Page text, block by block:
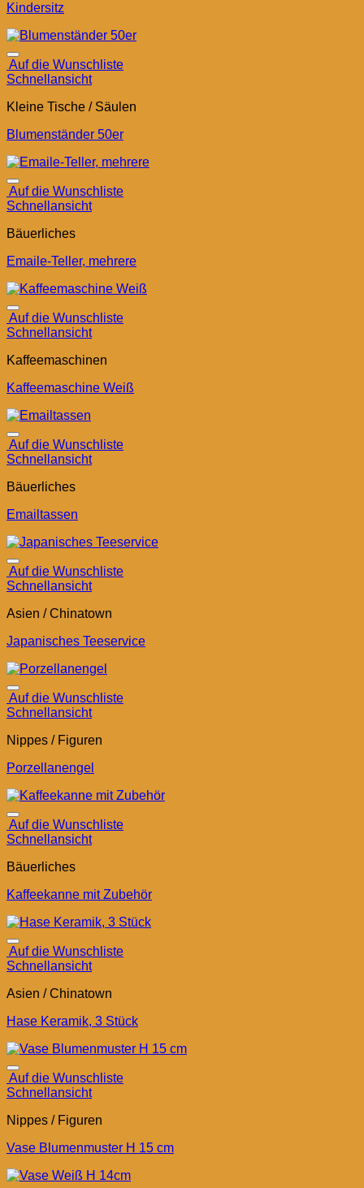
Kindersitz
Auf die Wunschliste
Schnellansicht
Kleine Tische / Säulen
Blumenständer 50er
Auf die Wunschliste
Schnellansicht
Bäuerliches
Emaile-Teller, mehrere
Auf die Wunschliste
Schnellansicht
Kaffeemaschinen
Kaffeemaschine Weiß
Auf die Wunschliste
Schnellansicht
Bäuerliches
Emailtassen
Auf die Wunschliste
Schnellansicht
Asien / Chinatown
Japanisches Teeservice
Auf die Wunschliste
Schnellansicht
Nippes / Figuren
Porzellanengel
Auf die Wunschliste
Schnellansicht
Bäuerliches
Kaffeekanne mit Zubehör
Auf die Wunschliste
Schnellansicht
Asien / Chinatown
Hase Keramik, 3 Stück
Auf die Wunschliste
Schnellansicht
Nippes / Figuren
Vase Blumenmuster H 15 cm